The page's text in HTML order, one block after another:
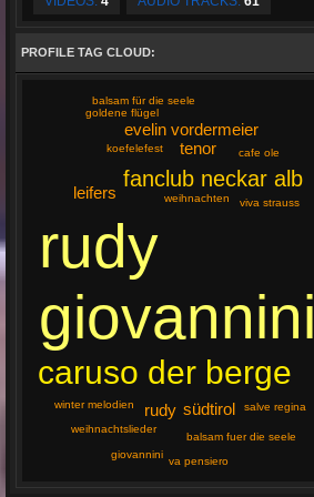
PROFILE TAG CLOUD:
rudy
giovannini
caruso der berge
fanclub neckar alb
südtirol
tenor
leifers
rudy
evelin vordermeier
weihnachtslieder
koefelefest
giovannini
viva strauss
winter melodien
weihnachten
balsam fuer die seele
balsam für die seele
salve regina
va pensiero
cafe ole
goldene flügel